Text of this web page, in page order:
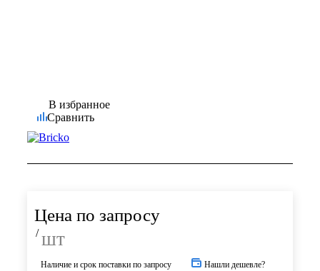
В избранное
Сравнить
Цена по запросу
/ шт
Наличие и срок поставки по запросу Нашли дешевле?